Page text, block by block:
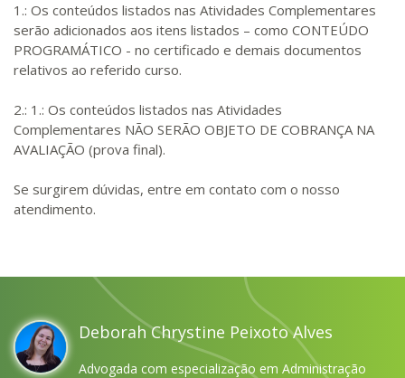
1.: Os conteúdos listados nas Atividades Complementares
serão adicionados aos itens listados – como CONTEÚDO
PROGRAMÁTICO - no certificado e demais documentos
relativos ao referido curso.
2.: 1.: Os conteúdos listados nas Atividades
Complementares NÃO SERÃO OBJETO DE COBRANÇA NA
AVALIAÇÃO (prova final).
Se surgirem dúvidas, entre em contato com o nosso
atendimento.
Deborah Chrystine Peixoto Alves
Advogada com especialização em Administração